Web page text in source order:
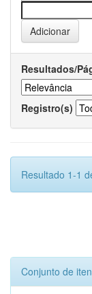
Resultados/
Registro(s)
Resultado 1-1
Conjunto de